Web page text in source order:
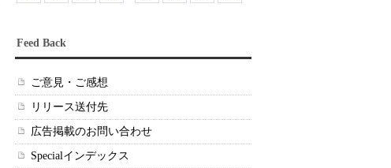
Feed Back
ご意見・ご感想
リリース送付先
広告掲載のお問い合わせ
Specialインデックス